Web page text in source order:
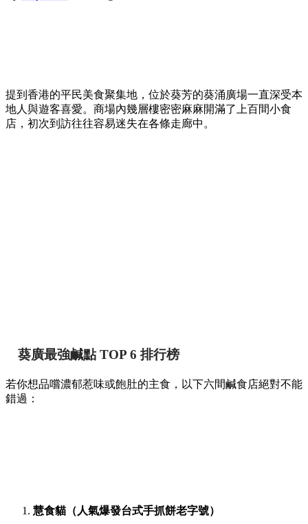
提到香港的平民美食聚集地，位於葵芳的葵涌廣場一直深受本
地人與遊客喜愛。商場內幾層樓密密麻麻開滿了上百間小食
店，初次到訪往往容易迷失在各條走廊中。
葵廣最強鹹點 TOP 6 排行榜
若你想品嚐濃郁惹味或飽肚的主食，以下六間鹹食店絕對不能
錯過：
慧食貓（人氣爆發台式手抓餅老字號）